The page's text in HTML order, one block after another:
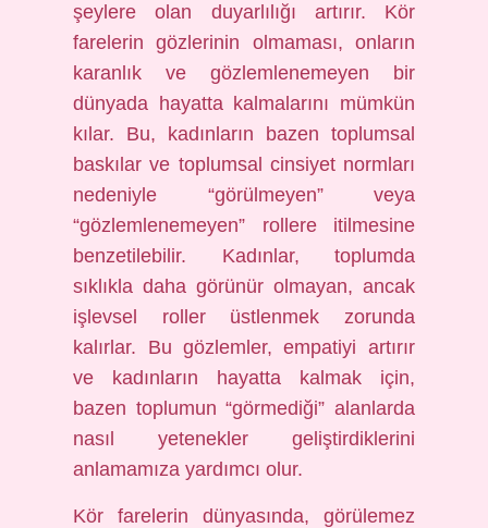
şeylere olan duyarlılığı artırır. Kör
farelerin gözlerinin olmaması, onların
karanlık ve gözlemlenemeyen bir
dünyada hayatta kalmalarını mümkün
kılar. Bu, kadınların bazen toplumsal
baskılar ve toplumsal cinsiyet normları
nedeniyle “görülmeyen” veya
“gözlemlenemeyen” rollere itilmesine
benzetilebilir. Kadınlar, toplumda
sıklıkla daha görünür olmayan, ancak
işlevsel roller üstlenmek zorunda
kalırlar. Bu gözlemler, empatiyi artırır
ve kadınların hayatta kalmak için,
bazen toplumun “görmediği” alanlarda
nasıl yetenekler geliştirdiklerini
anlamamıza yardımcı olur.
Kör farelerin dünyasında, görülemez